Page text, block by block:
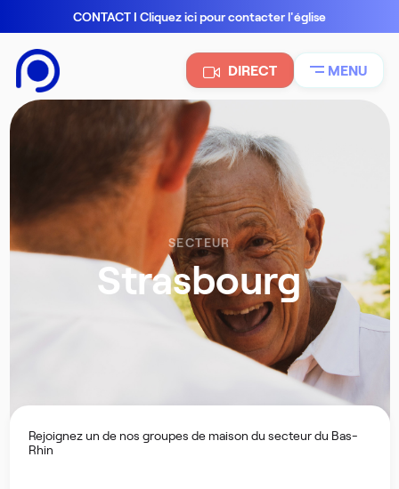
CONTACT I Cliquez ici pour contacter l'église
DIRECT MENU
SECTEUR
Strasbourg
Rejoignez un de nos groupes de maison du secteur du Bas-
Rhin